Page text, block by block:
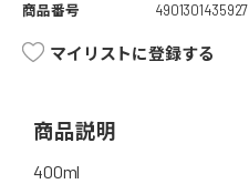
商品番号
4901301435927
マイリストに登録する
商品説明
400ml